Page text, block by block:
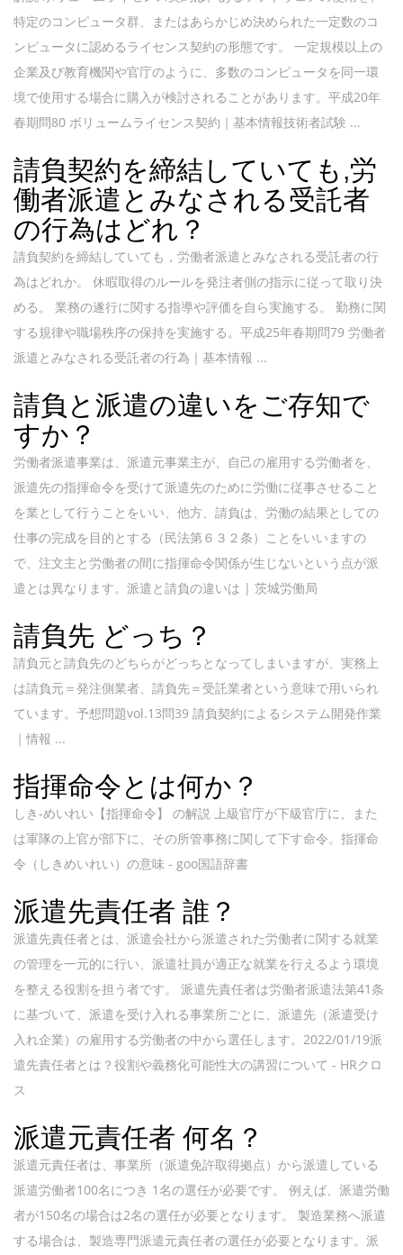
特定のコンピュータ群、またはあらかじめ決められた一定数のコ
ンピュータに認めるライセンス契約の形態です。 一定規模以上の
企業及び教育機関や官庁のように、多数のコンピュータを同一環
境で使用する場合に購入が検討されることがあります。平成20年
春期問80 ボリュームライセンス契約｜基本情報技術者試験 ...
請負契約を締結していても,労
働者派遣とみなされる受託者
の行為はどれ？
請負契約を締結していても，労働者派遣とみなされる受託者の行
為はどれか。 休暇取得のルールを発注者側の指示に従って取り決
める。 業務の遂行に関する指導や評価を自ら実施する。 勤務に関
する規律や職場秩序の保持を実施する。平成25年春期問79 労働者
派遣とみなされる受託者の行為｜基本情報 ...
請負と派遣の違いをご存知で
すか？
労働者派遣事業は、派遣元事業主が、自己の雇用する労働者を、
派遣先の指揮命令を受けて派遣先のために労働に従事させること
を業として行うことをいい、他方、請負は、労働の結果としての
仕事の完成を目的とする（民法第６３２条）ことをいいますの
で、注文主と労働者の間に指揮命令関係が生じないという点が派
遣とは異なります。派遣と請負の違いは | 茨城労働局
請負先 どっち？
請負元と請負先のどちらがどっちとなってしまいますが、実務上
は請負元＝発注側業者、請負先＝受託業者という意味で用いられ
ています。予想問題vol.13問39 請負契約によるシステム開発作業
｜情報 ...
指揮命令とは何か？
しき‐めいれい【指揮命令】 の解説 上級官庁が下級官庁に、また
は軍隊の上官が部下に、その所管事務に関して下す命令。指揮命
令（しきめいれい）の意味 - goo国語辞書
派遣先責任者 誰？
派遣先責任者とは、派遣会社から派遣された労働者に関する就業
の管理を一元的に行い、派遣社員が適正な就業を行えるよう環境
を整える役割を担う者です。 派遣先責任者は労働者派遣法第41条
に基づいて、派遣を受け入れる事業所ごとに、派遣先（派遣受け
入れ企業）の雇用する労働者の中から選任します。2022/01/19派
遣先責任者とは？役割や義務化可能性大の講習について - HRクロ
ス
派遣元責任者 何名？
派遣元責任者は、事業所（派遣免許取得拠点）から派遣している
派遣労働者100名につき 1名の選任が必要です。 例えば、派遣労働
者が150名の場合は2名の選任が必要となります。 製造業務へ派遣
する場合は、製造専門派遣元責任者の選任が必要となります。派